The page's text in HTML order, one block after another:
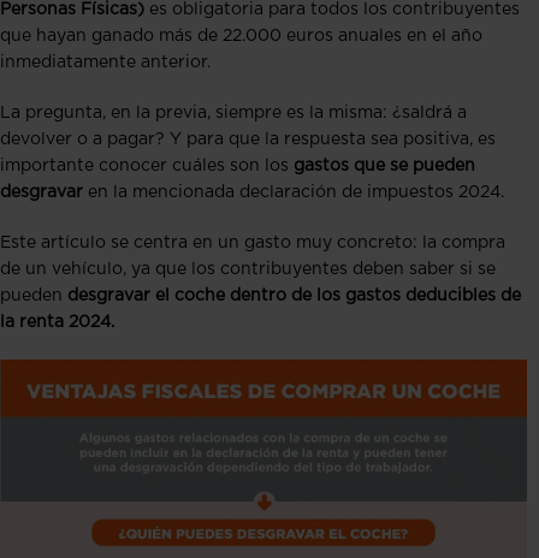
Personas Físicas) es obligatoria para todos los contribuyentes
que hayan ganado más de 22.000 euros anuales en el año
inmediatamente anterior.
La pregunta, en la previa, siempre es la misma: ¿saldrá a
devolver o a pagar? Y para que la respuesta sea positiva, es
importante conocer cuáles son los gastos que se pueden
desgravar en la mencionada declaración de impuestos 2024.
Este artículo se centra en un gasto muy concreto: la compra
de un vehículo, ya que los contribuyentes deben saber si se
pueden desgravar el coche dentro de los gastos deducibles de
la renta 2024.